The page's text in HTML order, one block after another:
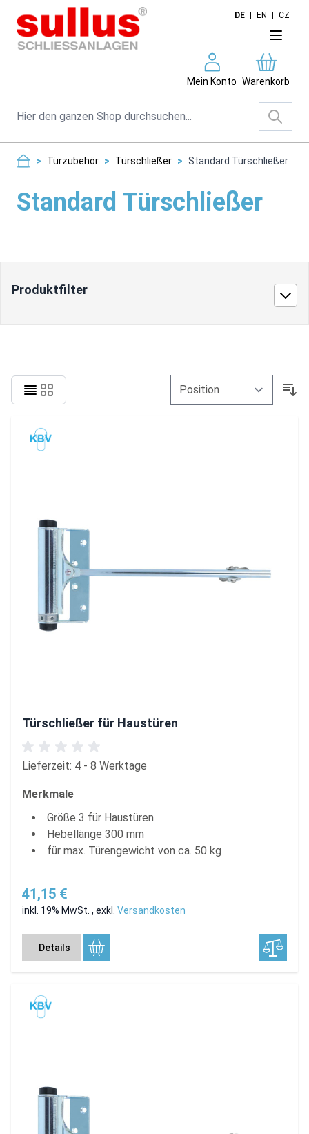
Direkt zum Inhalt
DE EN CZ
Mein Konto Warenkorb
Suche
> Türzubehör > Türschließer > Standard Türschließer
Standard Türschließer
Produktfilter
Türschließer für Haustüren
Lieferzeit: 4 - 8 Werktage
Merkmale
Größe 3 für Haustüren
Hebellänge 300 mm
für max. Türengewicht von ca. 50 kg
41,15 €
inkl. 19% MwSt. , exkl. Versandkosten
Details